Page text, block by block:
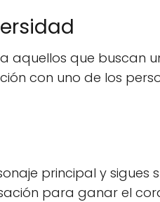
aquellos que buscan
con uno de los
principal y
para ganar el